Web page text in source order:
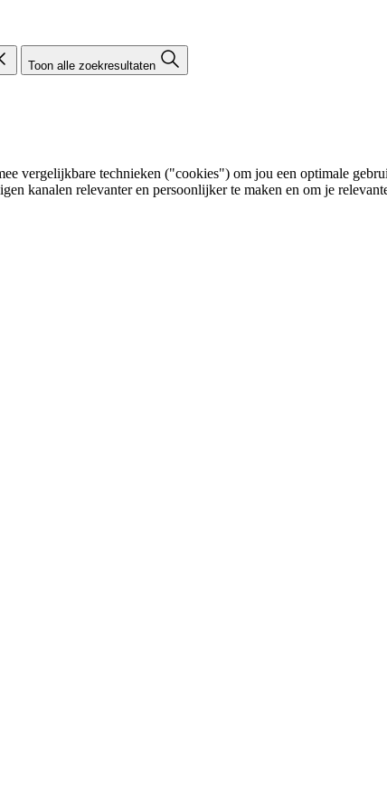
Toon alle zoekresultaten
vergelijkbare technieken ("cookies") om jou een optimale
kanalen relevanter en persoonlijker te maken en om je